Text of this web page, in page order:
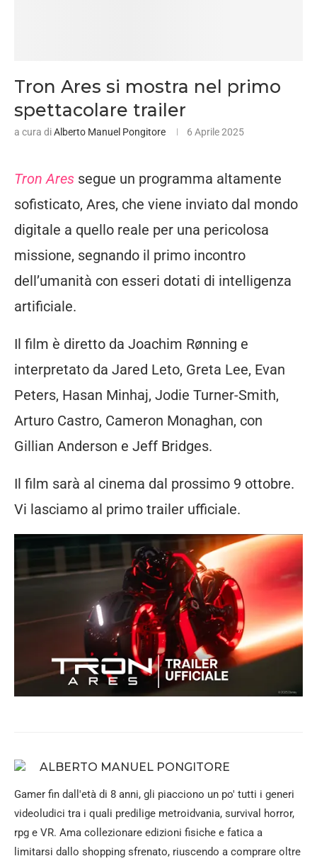
Tron Ares si mostra nel primo
spettacolare trailer
a cura diAlberto Manuel Pongitore 6 Aprile 2025
Tron Ares segue un programma altamente
sofisticato, Ares, che viene inviato dal mondo
digitale a quello reale per una pericolosa
missione, segnando il primo incontro
dell’umanità con esseri dotati di intelligenza
artificiale.
Il film è diretto da Joachim Rønning e
interpretato da Jared Leto, Greta Lee, Evan
Peters, Hasan Minhaj, Jodie Turner-Smith,
Arturo Castro, Cameron Monaghan, con
Gillian Anderson e Jeff Bridges.
Il film sarà al cinema dal prossimo 9 ottobre.
Vi lasciamo al primo trailer ufficiale.
ALBERTO MANUEL PONGITORE
Gamer fin dall'età di 8 anni, gli piacciono un po' tutti i generi
videoludici tra i quali predilige metroidvania, survival horror,
rpg e VR. Ama collezionare edizioni fisiche e fatica a
limitarsi dallo shopping sfrenato, riuscendo a comprare oltre